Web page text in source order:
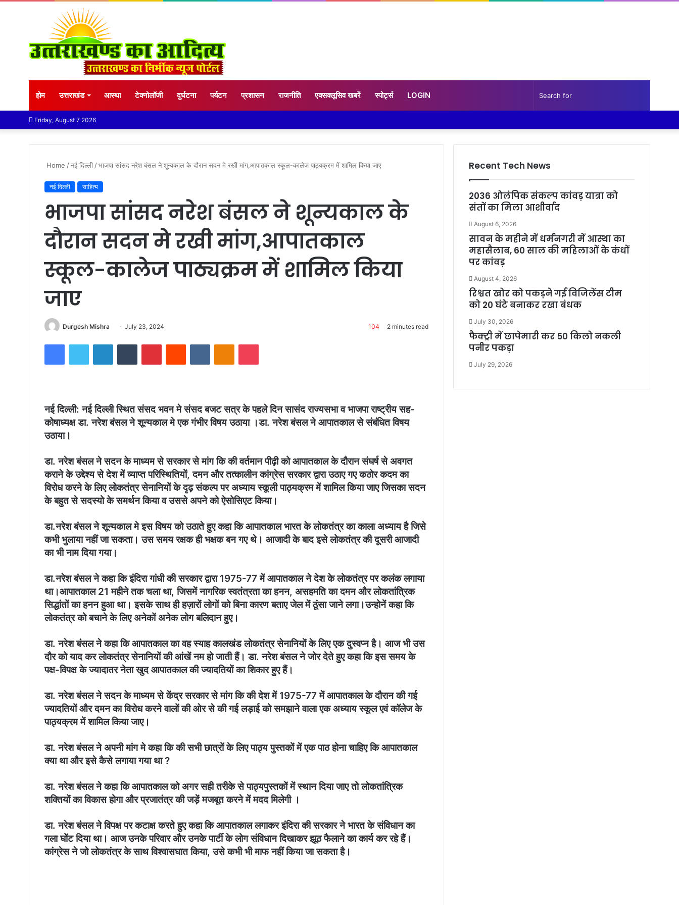
होम उत्तराखंड आस्था टेक्नोलॉजी दुर्घटना पर्यटन प्रशासन राजनीति एक्सक्लूसिव खबरें स्पोर्ट्स LOGIN Sidebar
Friday, August 7 2026
Home /नई दिल्ली /भाजपा सांसद नरेश बंसल ने शून्यकाल के दौरान सदन मे रखी मांग,आपातकाल स्कूल-कालेज पाठ्यक्रम में शामिल किया जाए
नई दिल्ली साहित्य
भाजपा सांसद नरेश बंसल ने शून्यकाल के
दौरान सदन मे रखी मांग,आपातकाल
स्कूल-कालेज पाठ्यक्रम में शामिल किया
जाए
Durgesh Mishra
Send July 23, 2024 104 2 minutes read
FacebookTwitter LinkedInTumblr PinterestReddit VKontakteOdnoklassniki
Pocket
नई दिल्ली: नई दिल्ली स्थित संसद भवन मे संसद बजट सत्र के पहले दिन सासंद राज्यसभा व भाजपा राष्ट्रीय सह-
कोषाध्यक्ष डा. नरेश बंसल ने शून्यकाल मे एक गंभीर विषय उठाया ।डा. नरेश बंसल ने आपातकाल से संबंधित विषय
उठाया।
डा. नरेश बंसल ने सदन के माध्यम से सरकार से मांग कि की वर्तमान पीढ़ी को आपातकाल के दौरान संघर्ष से अवगत
कराने के उद्देश्य से देश में व्याप्त परिस्थितियों, दमन और तत्कालीन कांग्रेस सरकार द्वारा उठाए गए कठोर कदम का
विरोध करने के लिए लोकतंत्र सेनानियों के दृढ़ संकल्प पर अध्याय स्कूली पाठ्यक्रम में शामिल किया जाए जिसका सदन
के बहुत से सदस्यो के समर्थन किया व उससे अपने को ऐसोसिएट किया।
डा.नरेश बंसल ने शून्यकाल मे इस विषय को उठाते हुए कहा कि आपातकाल भारत के लोकतंत्र का काला अध्याय है जिसे
कभी भुलाया नहीं जा सकता। उस समय रक्षक ही भक्षक बन गए थे। आजादी के बाद इसे लोकतंत्र की दूसरी आजादी
का भी नाम दिया गया।
डा.नरेश बंसल ने कहा कि इंदिरा गांधी की सरकार द्वारा 1975-77 में आपातकाल ने देश के लोकतंत्र पर कलंक लगाया
था।आपातकाल 21 महीने तक चला था, जिसमें नागरिक स्वतंत्रता का हनन, असहमति का दमन और लोकतांत्रिक
सिद्धांतों का हनन हुआ था। इसके साथ ही हज़ारों लोगों को बिना कारण बताए जेल में ठूंसा जाने लगा।उन्होनें कहा कि
लोकतंत्र को बचाने के लिए अनेकों अनेक लोग बलिदान हुए।
डा. नरेश बंसल ने कहा कि आपातकाल का वह स्याह कालखंड लोकतंत्र सेनानियों के लिए एक दुस्वप्न है। आज भी उस
दौर को याद कर लोकतंत्र सेनानियों की आंखें नम हो जाती हैं। डा. नरेश बंसल ने जोर देते हुए कहा कि इस समय के
पक्ष-विपक्ष के ज्यादातर नेता खुद आपातकाल की ज्यादतियों का शिकार हुए हैं।
डा. नरेश बंसल ने सदन के माध्यम से केंद्र सरकार से मांग कि की देश में 1975-77 में आपातकाल के दौरान की गई
ज्यादतियों और दमन का विरोध करने वालों की ओर से की गई लड़ाई को समझाने वाला एक अध्याय स्कूल एवं कॉलेज के
पाठ्यक्रम में शामिल किया जाए।
डा. नरेश बंसल ने अपनी मांग मे कहा कि की सभी छात्रों के लिए पाठ्य पुस्तकों में एक पाठ होना चाहिए कि आपातकाल
क्या था और इसे कैसे लगाया गया था ?
डा. नरेश बंसल ने कहा कि आपातकाल को अगर सही तरीके से पाठ्यपुस्तकों में स्थान दिया जाए तो लोकतांत्रिक
शक्तियों का विकास होगा और प्रजातंत्र की जड़ें मजबूत करने में मदद मिलेगी ।
डा. नरेश बंसल ने विपक्ष पर कटाक्ष करते हुए कहा कि आपातकाल लगाकर इंदिरा की सरकार ने भारत के संविधान का
गला घोंट दिया था। आज उनके परिवार और उनके पार्टी के लोग संविधान दिखाकर झूठ फैलाने का कार्य कर रहे हैं।
कांग्रेस ने जो लोकतंत्र के साथ विश्वासघात किया, उसे कभी भी माफ नहीं किया जा सकता है।
Recent Tech News
2036 ओलंपिक संकल्प कांवड़ यात्रा को
संतों का मिला आशीर्वाद
August 6, 2026
सावन के महीने में धर्मनगरी में आस्था का
महासैलाब, 60 साल की महिलाओं के कंधों
पर कांवड़
August 4, 2026
रिश्वत खोर को पकड़ने गई विजिलेंस टीम
को 20 घंटे बनाकर रखा बंधक
July 30, 2026
फैक्ट्री में छापेमारी कर 50 किलो नकली
पनीर पकड़ा
July 29, 2026